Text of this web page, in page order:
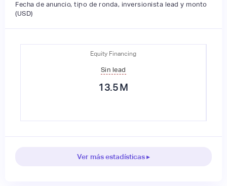
Fecha de anuncio, tipo de ronda, inversionista lead y monto
(USD)
Equity Financing
Sin lead
13.5M
Ver más estadísticas ▸